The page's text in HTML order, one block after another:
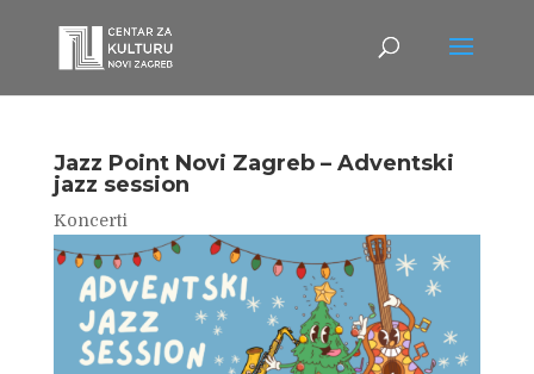
Jazz Point Novi Zagreb – Adventski
jazz session
Koncerti